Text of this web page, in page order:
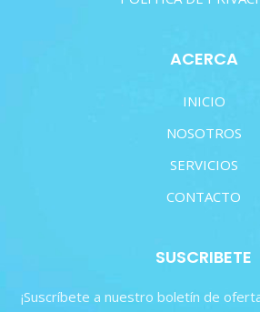
ACERCA
INICIO
NOSOTROS
SERVICIOS
CONTACTO
SUSCRIBETE
¡Suscríbete a nuestro boletín de